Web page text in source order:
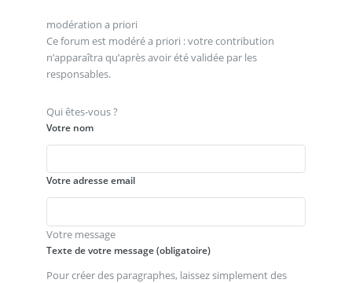
modération a priori
Ce forum est modéré a priori : votre contribution
n’apparaîtra qu’après avoir été validée par les
responsables.
Qui êtes-vous ?
Votre nom
Votre adresse email
Votre message
Texte de votre message (obligatoire)
Pour créer des paragraphes, laissez simplement des